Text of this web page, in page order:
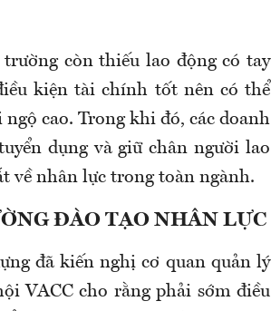
còn thiếu lao động có tay
kiện tài chính tốt nên có thể
cao. Trong khi đó, các doanh
dụng và giữ chân người lao
về nhân lực trong toàn ngành.
ĐÀO TẠO NHÂN LỰC
đã kiến nghị cơ quan quản lý
VACC cho rằng phải sớm điều